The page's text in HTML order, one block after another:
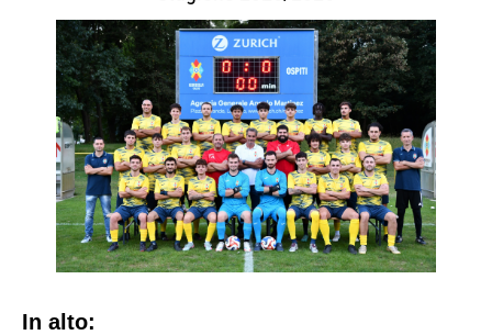
In alto: